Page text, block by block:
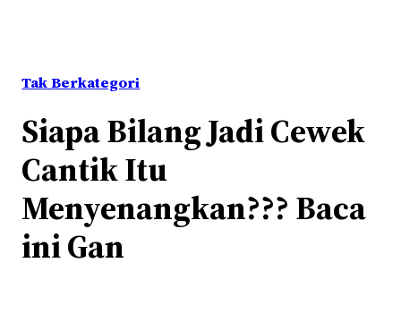
Tak Berkategori
Siapa Bilang Jadi Cewek
Cantik Itu
Menyenangkan??? Baca
ini Gan